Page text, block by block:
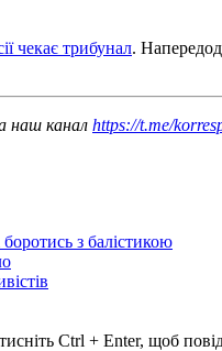
чекає трибунал.
наш канал https://t.me/
з балістикою
Ctrl + Enter, щоб